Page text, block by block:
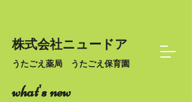
株式会社ニュードア
うたごえ薬局 うたごえ保育園
what's new